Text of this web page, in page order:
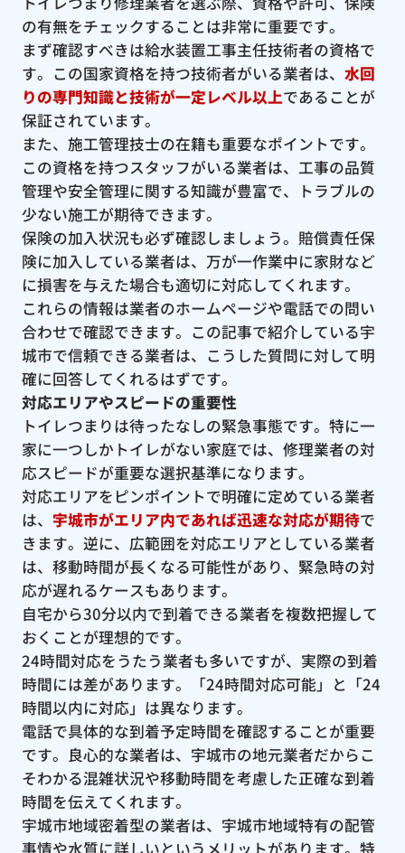
の有無をチェックすることは非常に重要です。
まず確認すべきは給水装置工事主任技術者の資格で
す。この国家資格を持つ技術者がいる業者は、 水回
りの専門知識と技術が一定レベル以上であることが
保証されています。
また、施工管理技士の在籍も重要なポイントです。
この資格を持つスタッフがいる業者は、工事の品質
管理や安全管理に関する知識が豊富で、トラブルの
少ない施工が期待できます。
保険の加入状況も必ず確認しましょう。賠償責任保
険に加入している業者は、万が一作業中に家財など
に損害を与えた場合も適切に対応してくれます。
これらの情報は業者のホームページや電話での問い
合わせで確認できます。この記事で紹介している宇
城市で信頼できる業者は、こうした質問に対して明
確に回答してくれるはずです。
対応エリアやスピードの重要性
トイレつまりは待ったなしの緊急事態です。特に一
家に一つしかトイレがない家庭では、修理業者の対
応スピードが重要な選択基準になります。
対応エリアをピンポイントで明確に定めている業者
は、 宇城市がエリア内であれば迅速な対応が期待で
きます。逆に、広範囲を対応エリアとしている業者
は、移動時間が長くなる可能性があり、緊急時の対
応が遅れるケースもあります。
自宅から30分以内で到着できる業者を複数把握して
おくことが理想的です。
24時間対応をうたう業者も多いですが、実際の到着
時間には差があります。「24時間対応可能」と「24
時間以内に対応」は異なります。
電話で具体的な到着予定時間を確認することが重要
です。良心的な業者は、宇城市の地元業者だからこ
そわかる混雑状況や移動時間を考慮した正確な到着
時間を伝えてくれます。
宇城市地域密着型の業者は、宇城市地域特有の配管
事情や水質に詳しいというメリットがあります。特